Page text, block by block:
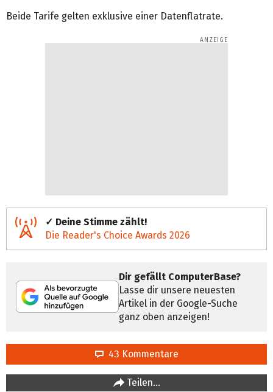
Beide Tarife gelten exklusive einer Datenflatrate.
✓ Deine Stimme zählt!
Die Reader's Choice Awards 2026
Dir gefällt ComputerBase?
Lasse dir unsere neuesten
Artikel in der Google-Suche
ganz oben anzeigen!
43 Kommentare
Teilen…